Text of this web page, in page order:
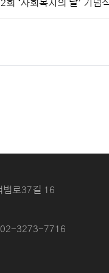
회 ‘사회복지의 날’ 기념
로37길 16
02-3273-7716